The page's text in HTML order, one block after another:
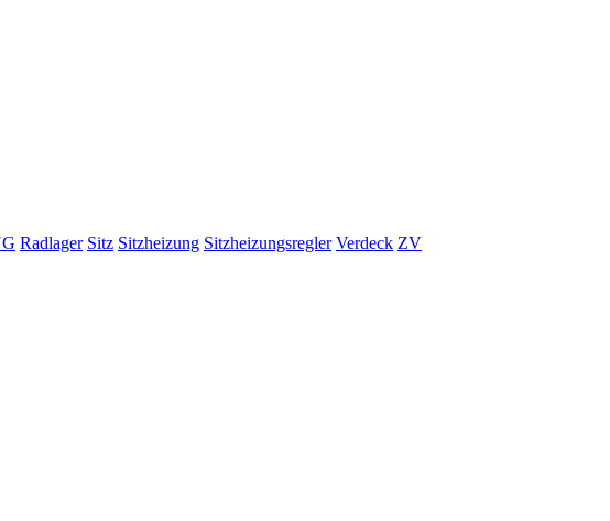
Radlager Sitz Sitzheizung Sitzheizungsregler Verdeck ZV